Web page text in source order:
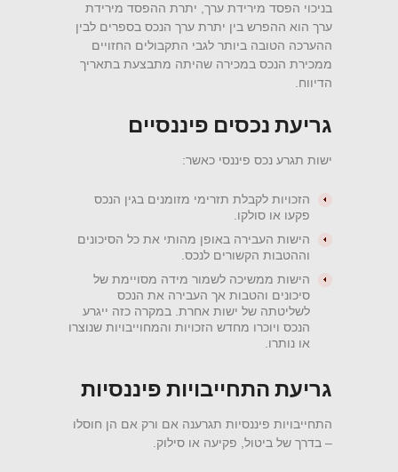
בניכוי הפסד מירידת ערך, יתרת ההפסד מירידת
ערך הוא ההפרש בין יתרת ערך הנכס בספרים לבין
ההערכה הטובה ביותר לגבי התקבולים החזויים
ממכירת הנכס במכירה שהיתה מתבצעת בתאריך
הדיווח.
גריעת נכסים פיננסיים
ישות תגרע נכס פיננסי כאשר:
הזכויות לקבלת תזרימי מזומנים בגין הנכס
פקעו או סולקו.
הישות העבירה באופן מהותי את כל הסיכונים
וההטבות הקשורים לנכס.
הישות ממשיכה לשמור מידה מסויימת של
סיכונים והטבות אך העבירה את הנכס
לשליטתה של ישות אחרת. במקרה כזה ייגרע
הנכס ויוכרו מחדש הזכויות והמחוייבויות שנוצרו
או נותרו.
גריעת התחייבויות פיננסיות
התחייבויות פיננסיות תגרענה אם ורק אם הן חוסלו
– בדרך של ביטול, פקיעה או סילוק.